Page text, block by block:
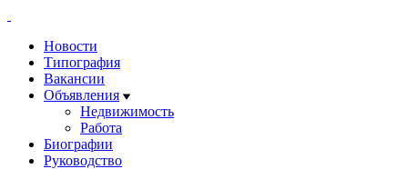
Новости
Типография
Вакансии
Объявления
Недвижимость
Работа
Биографии
Руководство